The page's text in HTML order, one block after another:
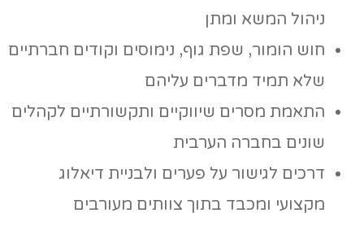
ניהול המשא ומתן
חוש הומור, שפת גוף, נימוסים וקודים חברתיים
שלא תמיד מדברים עליהם
התאמת מסרים שיווקיים ותקשורתיים לקהלים
שונים בחברה הערבית
דרכים לגישור על פערים ולבניית דיאלוג
מקצועי ומכבד בתוך צוותים מעורבים